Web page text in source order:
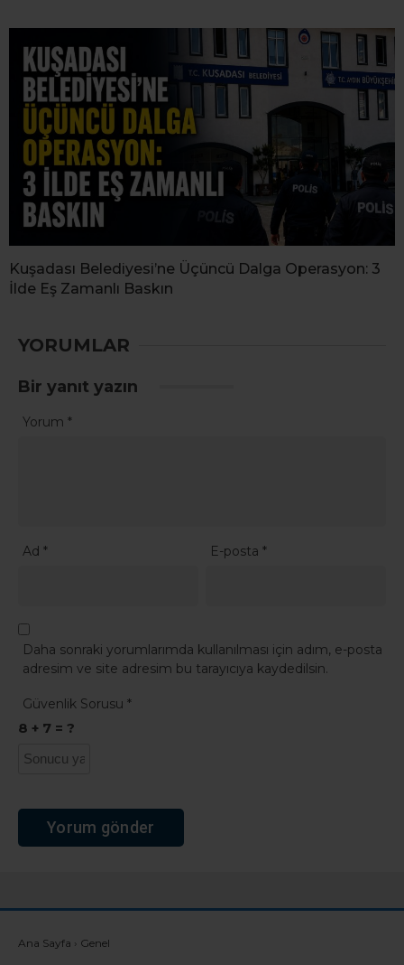
Kuşadası Belediyesi’ne Üçüncü Dalga Operasyon: 3
İlde Eş Zamanlı Baskın
YORUMLAR
Bir yanıt yazın
Yorum *
Ad * E-posta*
Daha sonraki yorumlarımda kullanılması için adım, e-posta
adresim ve site adresim bu tarayıcıya kaydedilsin.
Güvenlik Sorusu *
8 + 7 = ?
Ana Sayfa › Genel